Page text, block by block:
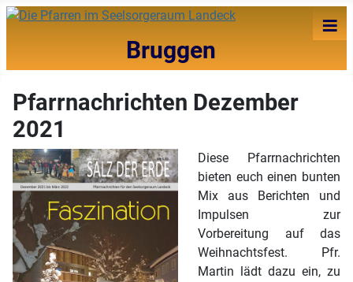
Bruggen
≡
Pfarrnachrichten Dezember
2021
Diese Pfarrnachrichten
bieten euch einen bunten
Mix aus Berichten und
Impulsen zur
Vorbereitung auf das
Weihnachtsfest. Pfr.
Martin lädt dazu ein, zu